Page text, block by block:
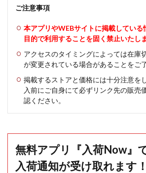
ご注意事項
本アプリやWEBサイトに掲載している
目的で利用することを固く禁止いたしま
アクセスのタイミングによっては在庫
が変更されている場合があることをご
掲載するストアと価格には十分注意を
入前にご自身にて必ずリンク先の販売
認ください。
無料アプリ『入荷Now』
入荷通知が受け取れます！